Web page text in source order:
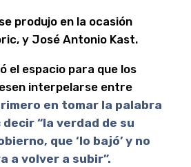
produjo en la ocasión
y José Antonio Kast.
el espacio para que los
interpelarse entre
en tomar la palabra
“la verdad de su
que ‘lo bajó’ y no
a volver a subir”.